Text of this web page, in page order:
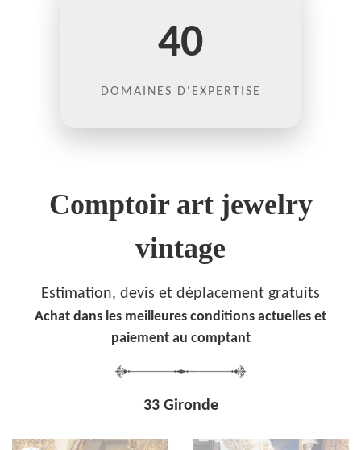
40
DOMAINES D'EXPERTISE
Comptoir art jewelry
vintage
Estimation, devis et déplacement gratuits
Achat dans les meilleures conditions actuelles et
paiement au comptant
33 Gironde